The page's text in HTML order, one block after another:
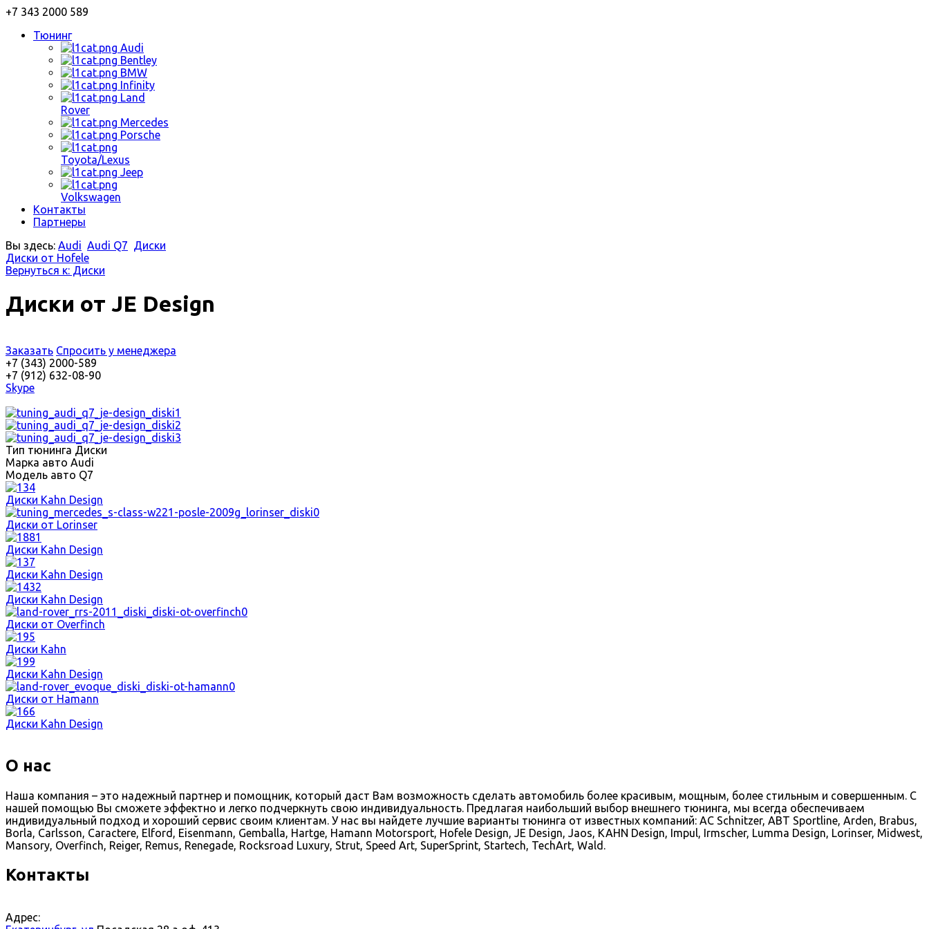
+7 343 2000 589
Тюнинг
Audi
Bentley
BMW
Infinity
Land
Rover
Mercedes
Porsche
Toyota/Lexus
Jeep
Volkswagen
Контакты
Партнеры
Вы здесь: Audi Audi Q7 Диски
Диски от Hofele
Вернуться к: Диски
Диски от JE Design
Заказать Спросить у менеджера
+7 (343) 2000-589
+7 (912) 632-08-90
Skype
Тип тюнинга Диски
Марка авто Audi
Модель авто Q7
Диски Kahn Design
Диски от Lorinser
Диски Kahn Design
Диски Kahn Design
Диски Kahn Design
Диски от Overfinch
Диски Kahn
Диски Kahn Design
Диски от Hamann
Диски Kahn Design
О нас
Наша компания – это надежный партнер и помощник, который даст Вам возможность сделать автомобиль более красивым, мощным, более стильным и совершенным. С
нашей помощью Вы сможете эффектно и легко подчеркнуть свою индивидуальность. Предлагая наибольший выбор внешнего тюнинга, мы всегда обеспечиваем
индивидуальный подход и хороший сервис своим клиентам. У нас вы найдете лучшие варианты тюнинга от известных компаний: AC Schnitzer, ABT Sportline, Arden, Brabus,
Borla, Carlsson, Caractere, Elford, Eisenmann, Gemballa, Hartge, Hamann Motorsport, Hofele Design, JE Design, Jaos, KAHN Design, Impul, Irmscher, Lumma Design, Lorinser, Midwest,
Mansory, Overfinch, Reiger, Remus, Renegade, Rocksroad Luxury, Strut, Speed Art, SuperSprint, Startech, TechArt, Wald.
Контакты
Адрес: